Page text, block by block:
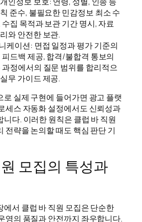
준수, 불필요한 민감정보 최소 수
집 목적과 보관 기간 명시, 자료
와 안전한 보관.
케이션: 면접 일정과 평가 기준의
피드백 제공, 합격/불합격 통보의
과정에서의 질문 범위를 합리적으
무 가이드 제공.
로 실제 구현에 들어가면 광고 플랫
세스 자동화 설정에서도 신뢰성과
니다. 이러한 원칙은 클럽 바 직원
전략을 논의할 때도 핵심 판단 기
모집의 특성과
에서 클럽 바 직원 모집은 단순한
영의 품질과 안전까지 좌우합니다.